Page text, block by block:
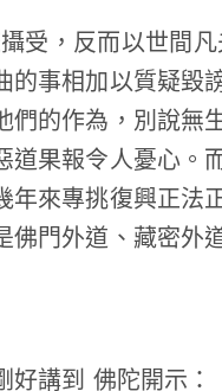
，反而以世間凡
的事相加以質疑毀
們的作為，別說無
道果報令人憂心。
來專挑復興正法
佛門外道、藏密外
講到 佛陀開示：